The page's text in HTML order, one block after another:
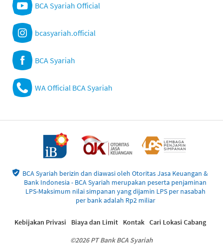
BCA Syariah Official
bcasyariah.official
BCA Syariah
WA Official BCA Syariah
BCA Syariah berizin dan diawasi oleh Otoritas Jasa Keuangan &
Bank Indonesia - BCA Syariah merupakan peserta penjaminan
LPS-Maksimum nilai simpanan yang dijamin LPS per nasabah
per bank adalah Rp2 miliar
©2026 PT Bank BCA Syariah
Kebijakan Privasi Biaya dan Limit Kontak Cari Lokasi Cabang